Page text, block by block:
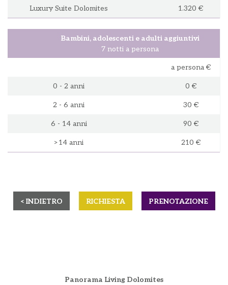
Luxury Suite Dolomites 1.320 €
Bambini, adolescenti e adulti aggiuntivi
7 notti a persona
a persona €
0 - 2 anni 0 €
2 - 6 anni 30 €
6 - 14 anni 90 €
>14 anni 210 €
< INDIETRO RICHIESTA PRENOTAZIONE
Panorama Living Dolomites